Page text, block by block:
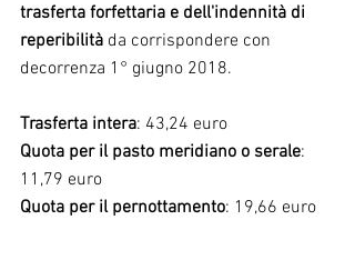
trasferta forfettaria e dell'indennità di
reperibilità da corrispondere con
decorrenza 1° giugno 2018.
Trasferta intera: 43,24 euro
Quota per il pasto meridiano o serale:
11,79 euro
Quota per il pernottamento: 19,66 euro